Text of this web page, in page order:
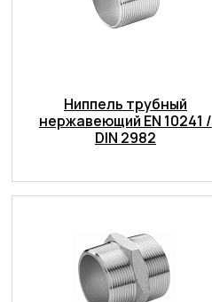
Ниппель трубный
нержавеющий EN 10241 /
DIN 2982